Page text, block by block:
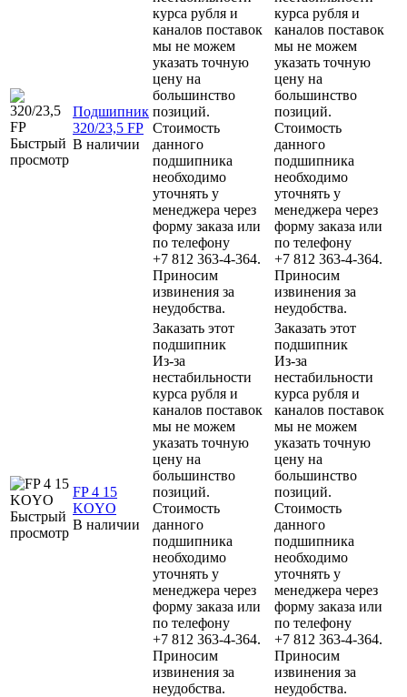
Быстрый
просмотр
Подшипник
320/23,5 FP
В наличии
курса рубля и
каналов поставок
мы не можем
указать точную
цену на
большинство
позиций.
Стоимость
данного
подшипника
необходимо
уточнять у
менеджера через
форму заказа или
по телефону
+7 812 363-4-364.
Приносим
извинения за
неудобства.
курса рубля и
каналов поставок
мы не можем
указать точную
цену на
большинство
позиций.
Стоимость
данного
подшипника
необходимо
уточнять у
менеджера через
форму заказа или
по телефону
+7 812 363-4-364.
Приносим
извинения за
неудобства.
Быстрый
просмотр
FP 4 15
KOYO
В наличии
Заказать этот
подшипник
Из-за
нестабильности
курса рубля и
каналов поставок
мы не можем
указать точную
цену на
большинство
позиций.
Стоимость
данного
подшипника
необходимо
уточнять у
менеджера через
форму заказа или
по телефону
+7 812 363-4-364.
Приносим
извинения за
неудобства.
Заказать этот
подшипник
Из-за
нестабильности
курса рубля и
каналов поставок
мы не можем
указать точную
цену на
большинство
позиций.
Стоимость
данного
подшипника
необходимо
уточнять у
менеджера через
форму заказа или
по телефону
+7 812 363-4-364.
Приносим
извинения за
неудобства.